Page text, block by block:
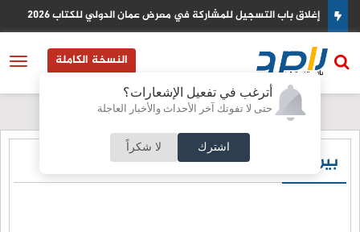
أترغب في تفعيل الإشعارات؟
حتى لا تفوتك آخر الأحداث والأخبار العاجلة
اشترك لا شكراً
إغلاق باب التسجيل للمشاركة في معرض عمان الدولي للكتاب 2026
النسخة الكاملة
بين السطور